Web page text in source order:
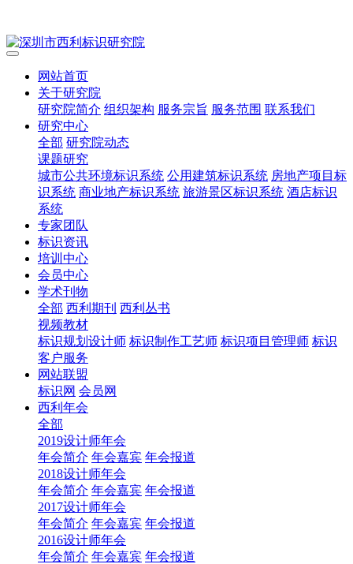
网站首页
关于研究院
研究院简介 组织架构 服务宗旨 服务范围 联系我们
研究中心
全部 研究院动态
课题研究
城市公共环境标识系统 公用建筑标识系统 房地产项目标
识系统 商业地产标识系统 旅游景区标识系统 酒店标识
系统
专家团队
标识资讯
培训中心
会员中心
学术刊物
全部 西利期刊 西利丛书
视频教材
标识规划设计师 标识制作工艺师 标识项目管理师 标识
客户服务
网站联盟
标识网 会员网
西利年会
全部
2019设计师年会
年会简介 年会嘉宾 年会报道
2018设计师年会
年会简介 年会嘉宾 年会报道
2017设计师年会
年会简介 年会嘉宾 年会报道
2016设计师年会
年会简介 年会嘉宾 年会报道